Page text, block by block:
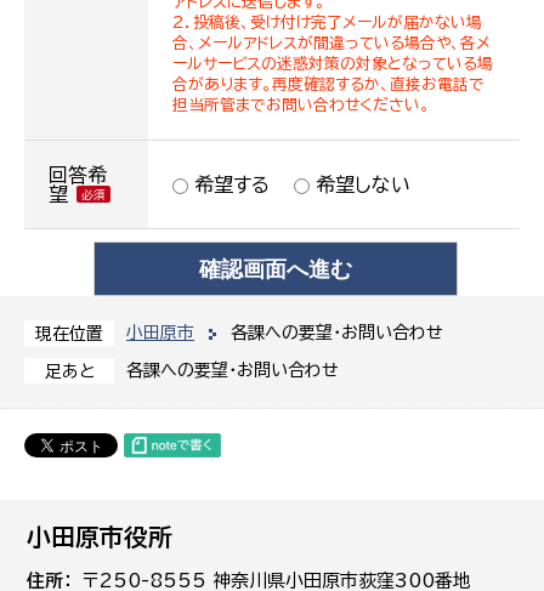
現在位置 小田原市 各課への要望・お問い合わせ
足あと 各課への要望・お問い合わせ
２．投稿後、受け付け完了メールが届かない場
合、メールアドレスが間違っている場合や、各メ
ールサービスの迷惑対策の対象となっている場
合があります。再度確認するか、直接お電話で
担当所管までお問い合わせください。
回答希
望
希望する 希望しない
小田原市役所
住所
〒250-8555 神奈川県小田原市荻窪300番地